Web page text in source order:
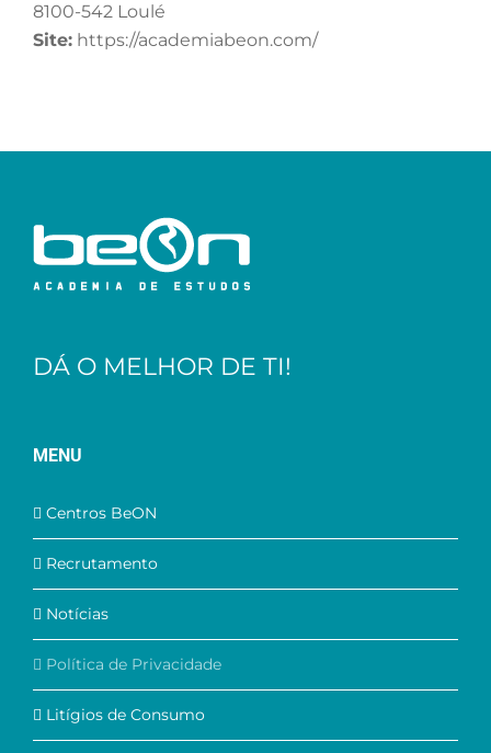
8100-542 Loulé
Site: https://academiabeon.com/
DÁ O MELHOR DE TI!
MENU
Centros BeON
Recrutamento
Notícias
Política de Privacidade
Litígios de Consumo